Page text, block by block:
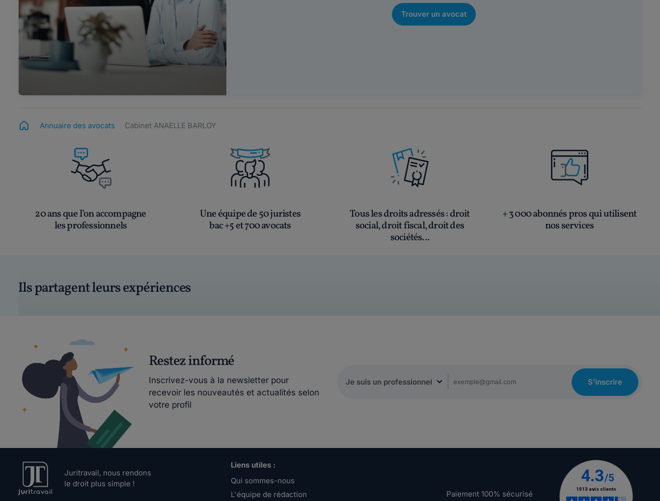
Trouver un avocat
Annuaire des avocats Cabinet ANAELLE BARLOY
20 ans que l’on accompagne
les professionnels
Une équipe de 50 juristes
bac +5 et 700 avocats
Tous les droits adressés: droit
social, droit fiscal, droit des
sociétés...
+ 3 000 abonnés pros qui utilisent
nos services
Ils partagent leurs expériences
Restez informé
Inscrivez-vous à la newsletter pour
recevoir les nouveautés et actualités selon
votre profil
S'inscrire
Juritravail, nous rendons
le droit plus simple !
Liens utiles :
Qui sommes-nous
L'équipe de rédaction
Paiement 100% sécurisé